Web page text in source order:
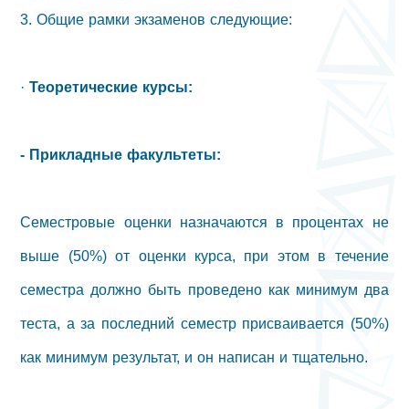
3. Общие рамки экзаменов следующие:
·Теоретические курсы:
- Прикладные факультеты:
Семестровые оценки назначаются в процентах не
выше (50%) от оценки курса, при этом в течение
семестра должно быть проведено как минимум два
теста, а за последний семестр присваивается (50%)
как минимум результат, и он написан и тщательно.